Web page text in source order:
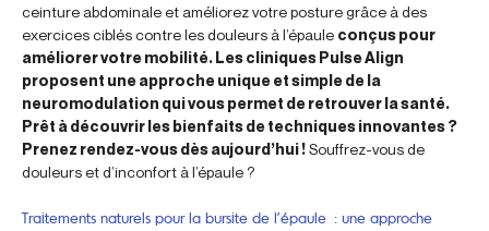
ceinture abdominale et améliorez votre posture grâce à des
exercices ciblés contre les douleurs à l’épaule conçus pour
améliorer votre mobilité. Les cliniques Pulse Align
proposent une approche unique et simple de la
neuromodulation qui vous permet de retrouver la santé.
Prêt à découvrir les bienfaits de techniques innovantes ?
Prenez rendez-vous dès aujourd’hui !Souffrez-vous de
douleurs et d’inconfort à l’épaule ?
Traitements naturels pour la bursite de l’épaule : une approche